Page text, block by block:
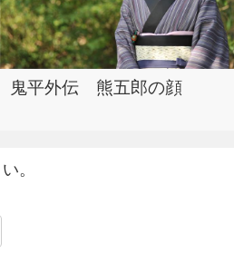
鬼平外伝 熊五郎の顔
。